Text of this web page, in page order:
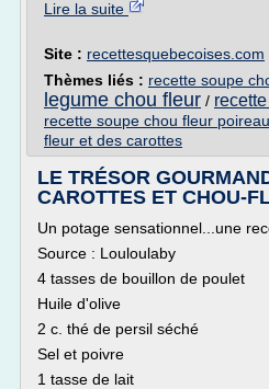
Lire la suite
Site : recettesquebecoises.com
Thèmes liés : recette soupe
legume chou fleur /
recette soupe chou fleur poireau
fleur et des carottes
LE TRÉSOR
CAROTTES ET CHOU-
Un potage sensationnel...une
Source : Louloulaby
4 tasses de bouillon de poulet
Huile d'olive
2 c. thé de persil séché
Sel et poivre
1 tasse de lait